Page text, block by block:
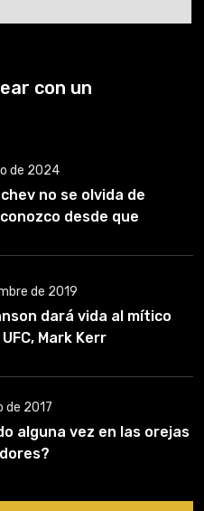
con un
de 2024
no se olvida de
desde que
de 2019
dará vida al mítico
Mark Kerr
de 2017
alguna vez en las orejas